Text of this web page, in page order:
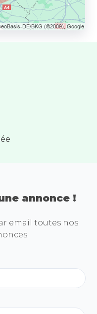
annonce !
email toutes nos